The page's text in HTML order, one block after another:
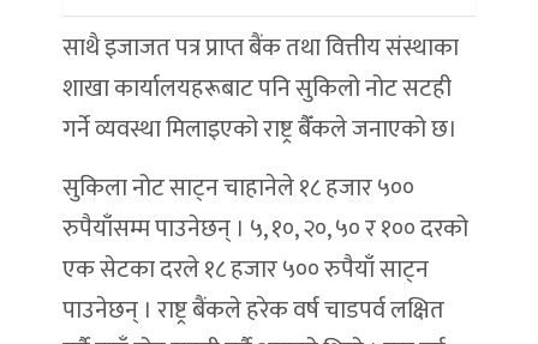
साथै इजाजत पत्र प्राप्त बैंक तथा वित्तीय संस्थाका
शाखा कार्यालयहरूबाट पनि सुकिलो नोट सटही
गर्ने व्यवस्था मिलाइएको राष्ट्र बैँकले जनाएको छ।
सुकिला नोट साट्न चाहानेले १८ हजार ५००
रुपैयाँसम्म पाउनेछन् । ५, १०, २०, ५० र १०० दरको
एक सेटका दरले १८ हजार ५०० रुपैयाँ साट्न
पाउनेछन् । राष्ट्र बैंकले हरेक वर्ष चाडपर्व लक्षित